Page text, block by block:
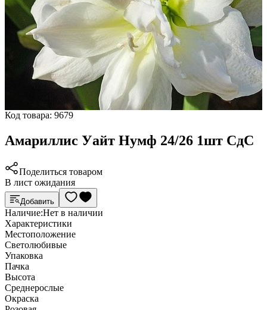
Код товара: 9679
Амариллис Уайт Нумф 24/26 1шт СдС
Поделиться товаром
В лист ожидания
Добавить
Наличие:Нет в наличии
Характеристики
Местоположение
Светолюбивые
Упаковка
Пачка
Высота
Среднерослые
Окраска